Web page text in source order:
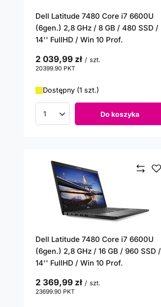
Dell Latitude 7480 Core i7 6600U
(6gen.) 2,8 GHz / 8 GB / 480 SSD /
14'' FullHD / Win 10 Prof.
2 039,99 zł / szt.
20399.90 PKT
Dostępny (1 szt.)
Ilość produktów Do koszyka
Dell Latitude 7480 Core i7 6600U
(6gen.) 2,8 GHz / 16 GB / 960 SSD /
14'' FullHD / Win 10 Prof.
2 369,99 zł / szt.
23699.90 PKT